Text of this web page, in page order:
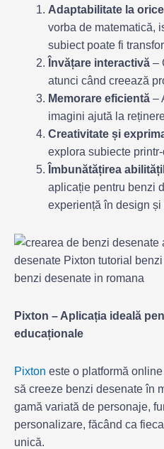
Adaptabilitate la
vorba de matematică,
subiect poate fi
Învățare interactivă –
atunci când creează
Memorare eficientă –
imagini ajută la
Creativitate și
explora subiecte
Îmbunătățirea
aplicație pentru benzi
experiență în design
Pixton – Aplicația ideală
educaționale
Pixton este o platformă
să creeze benzi desenate în
gamă variată de personaje,
personalizare, făcând ca
unică.